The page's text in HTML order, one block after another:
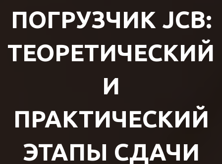
ПОГРУЗЧИК JCB:
ТЕОРЕТИЧЕСКИЙ
И
ПРАКТИЧЕСКИЙ
ЭТАПЫ СДАЧИ